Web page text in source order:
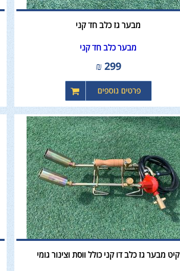
מבער גז כלב חד קני
מבער כלב חד קני
299
₪
קיט מבער גז כלב דו קני כולל ווסת וצינור גומי